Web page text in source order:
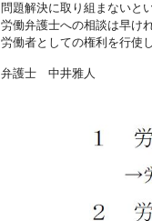
問題解決に取り組まないと
労働弁護士への相談は早け
労働者としての権利を行使
弁護士 中井雅人